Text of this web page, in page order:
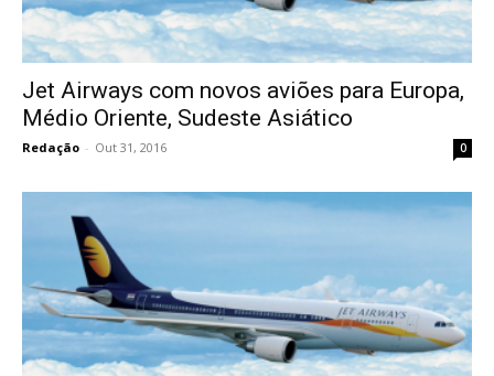
Jet Airways com novos aviões para Europa,
Médio Oriente, Sudeste Asiático
Redação - Out 31, 2016 0